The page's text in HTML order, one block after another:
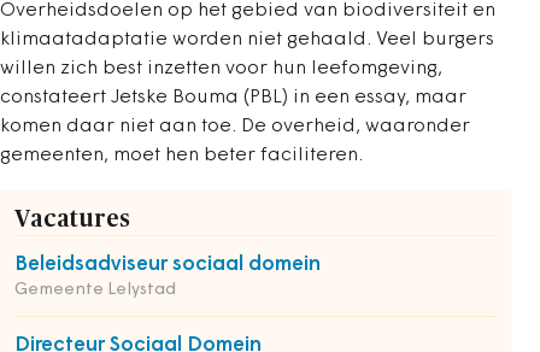
Overheidsdoelen op het gebied van biodiversiteit en
klimaatadaptatie worden niet gehaald. Veel burgers
willen zich best inzetten voor hun leefomgeving,
constateert Jetske Bouma (PBL) in een essay, maar
komen daar niet aan toe. De overheid, waaronder
gemeenten, moet hen beter faciliteren.
Vacatures
Beleidsadviseur sociaal domein
Gemeente Lelystad
Directeur Sociaal Domein